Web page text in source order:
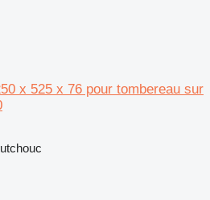
x 525 x 76 pour tombereau sur